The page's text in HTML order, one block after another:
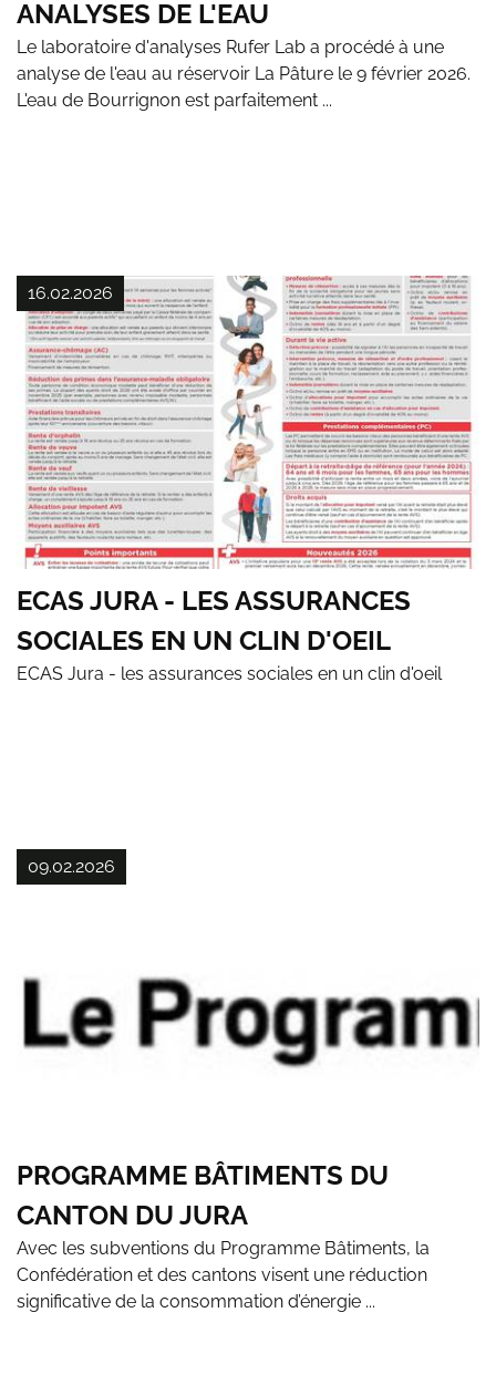
ANALYSES DE L'EAU
Le laboratoire d'analyses Rufer Lab a procédé à une
analyse de l'eau au réservoir La Pâture le 9 février 2026.
L'eau de Bourrignon est parfaitement ...
16.02.2026
ECAS JURA - LES ASSURANCES
SOCIALES EN UN CLIN D'OEIL
ECAS Jura - les assurances sociales en un clin d'oeil
09.02.2026
PROGRAMME BÂTIMENTS DU
CANTON DU JURA
Avec les subventions du Programme Bâtiments, la
Confédération et des cantons visent une réduction
significative de la consommation d’énergie ...